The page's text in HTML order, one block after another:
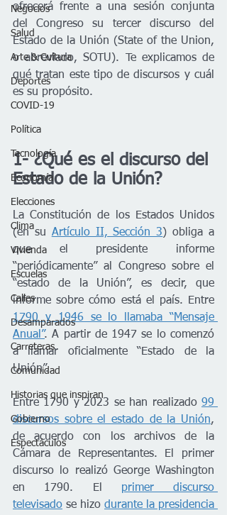
Negocios
Salud
Arte & Cultura
Deportes
COVID-19
Política
Tecnología
Economía
Elecciones
Clima
Vivienda
Escuelas
Calles
Desamparados
Carreteras
Comunidad
Historias que inspiran
Gobierno
Espectáculos
ofrecerá frente a una sesión conjunta
del Congreso su tercer discurso del
Estado de la Unión (State of the Union,
o abreviado, SOTU). Te explicamos de
qué tratan este tipo de discursos y cuál
es su propósito.
1- ¿Qué es el discurso del
Estado de la Unión?
La Constitución de los Estados Unidos
(en su Artículo II, Sección 3) obliga a
que el presidente informe
“periódicamente” al Congreso sobre el
“estado de la Unión”, es decir, que
1790 y 1946 se lo llamaba “Mensaje
Anual”. A partir de 1947 se lo comenzó
a llamar oficialmente “Estado de la
Unión”.
Entre 1790 y 2023 se han realizado 99
discursos sobre el estado de la Unión,
de acuerdo con los archivos de la
Cámara de Representantes. El primer
discurso lo realizó George Washington
en 1790. El primer discurso
televisado se hizo durante la presidencia